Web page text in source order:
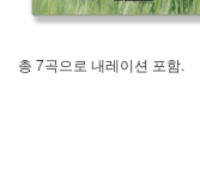
총 7곡으로 내레이션 포함.